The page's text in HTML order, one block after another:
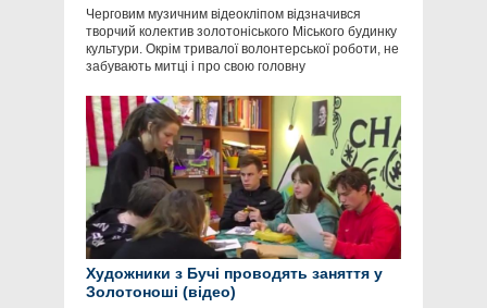
Черговим музичним відеокліпом відзначився
творчий колектив золотоніського Міського будинку
культури. Окрім тривалої волонтерської роботи, не
забувають митці і про свою головну
Художники з Бучі проводять заняття у
Золотоноші (відео)